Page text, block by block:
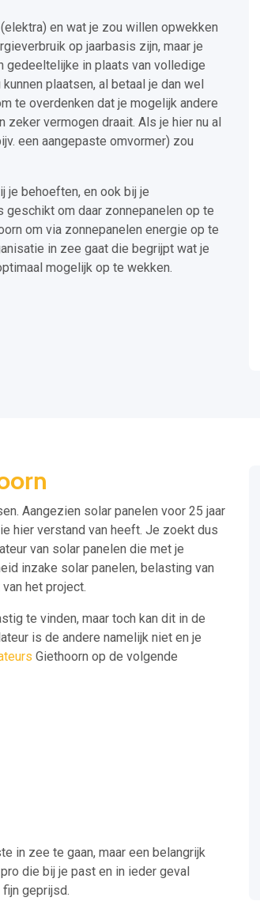
en wat je zou willen opwekken
op jaarbasis zijn, maar je
gedeeltelijke in plaats van volledige
plaatsen, al betaal je dan wel
te overdenken dat je mogelijk andere
zeker vermogen draait. Als je hier nu al
een aangepaste omvormer) zou
je behoeften, en ook bij je
geschikt om daar zonnepanelen op te
om via zonnepanelen energie op te
in zee gaat die begrijpt wat je
mogelijk op te wekken.
Aangezien solar panelen voor 25 jaar
hier verstand van heeft. Je zoekt dus
van solar panelen die met je
inzake solar panelen, belasting van
het project.
te vinden, maar toch kan dit in de
is de andere namelijk niet en je
Giethoorn op de volgende
in zee te gaan, maar een belangrijk
die bij je past en in ieder geval
geprijsd.